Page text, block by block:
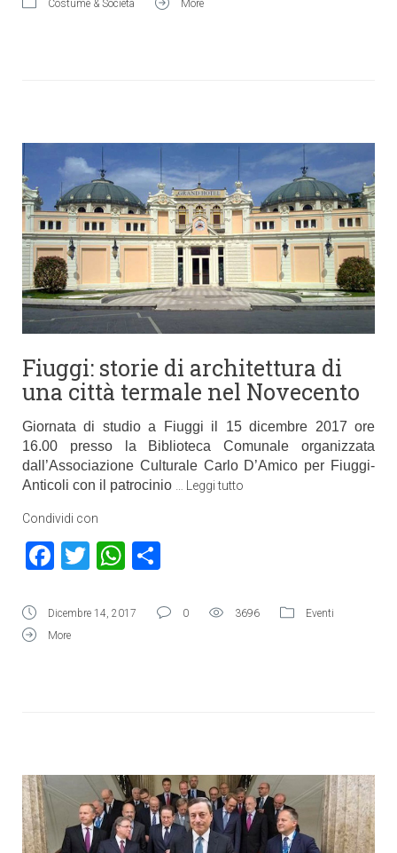
Costume & Società
More
Fiuggi: storie di architettura di
una città termale nel Novecento
Giornata di studio a Fiuggi il 15 dicembre 2017 ore
16.00 presso la Biblioteca Comunale organizzata
dall’Associazione Culturale Carlo D’Amico per Fiuggi-
Anticoli con il patrocinio
Leggi tutto
Condividi con
Facebook
TwitterWhatsApp
Dicembre 14, 2017 0 3696
Eventi
More